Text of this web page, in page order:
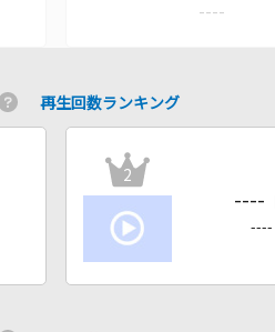
----
再生回数ランキング
2
----
----